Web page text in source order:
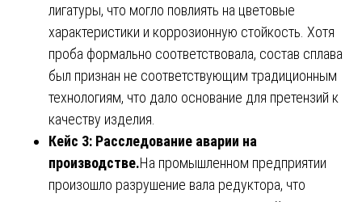
лигатуры, что могло повлиять на цветовые
характеристики и коррозионную стойкость. Хотя
проба формально соответствовала, состав сплава
был признан не соответствующим традиционным
технологиям, что дало основание для претензий к
качеству изделия.
Кейс 3: Расследование аварии на
производстве.На промышленном предприятии
произошло разрушение вала редуктора, что